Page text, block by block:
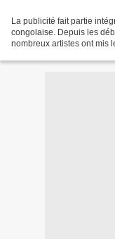
La publicité fait partie
congolaise. Depuis les
nombreux artistes ont mis